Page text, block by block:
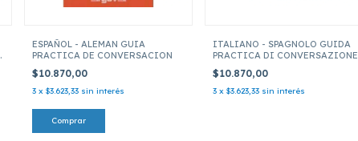
ESPAÑOL - ALEMAN GUIA
PRACTICA DE CONVERSACION
$10.870,00
3 x $3.623,33 sin interés
ITALIANO - SPAGNOLO GUIDA
PRACTICA DI CONVERSAZIONE
$10.870,00
3 x $3.623,33 sin interés